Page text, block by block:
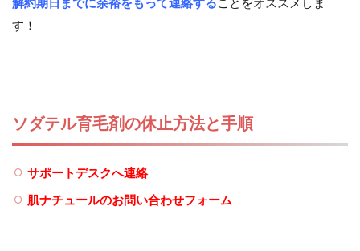
す！
ソダテル育毛剤の休止方法と手順
サポートデスクへ連絡
肌ナチュールのお問い合わせフォーム